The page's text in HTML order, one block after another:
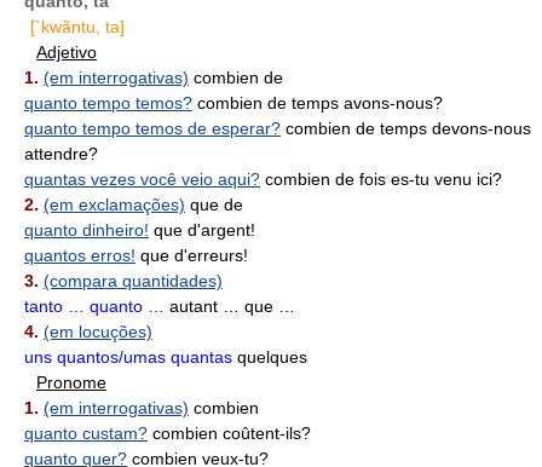
[`kwãntu, ta]
Adjetivo
1. (em interrogativas) combien de
quanto tempo temos? combien de temps avons-nous?
quanto tempo temos de esperar? combien de temps devons-nous
attendre?
quantas vezes você veio aqui? combien de fois es-tu venu ici?
2. (em exclamações) que de
quanto dinheiro! que d'argent!
quantos erros! que d'erreurs!
3. (compara quantidades)
tanto … quanto …
autant … que …
4. (em locuções)
uns quantos/umas quantas quelques
Pronome
1. (em interrogativas) combien
quanto custam? combien coûtent-ils?
quanto quer? combien veux-tu?